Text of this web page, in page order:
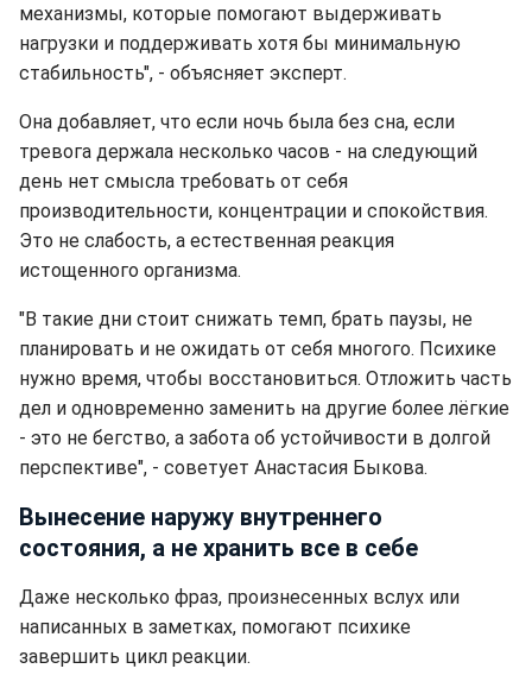
механизмы, которые помогают выдерживать
нагрузки и поддерживать хотя бы минимальную
стабильность", - объясняет эксперт.
Она добавляет, что если ночь была без сна, если
тревога держала несколько часов - на следующий
день нет смысла требовать от себя
производительности, концентрации и спокойствия.
Это не слабость, а естественная реакция
истощенного организма.
"В такие дни стоит снижать темп, брать паузы, не
планировать и не ожидать от себя многого. Психике
нужно время, чтобы восстановиться. Отложить часть
дел и одновременно заменить на другие более лёгкие
- это не бегство, а забота об устойчивости в долгой
перспективе", - советует Анастасия Быкова.
Вынесение наружу внутреннего
состояния, а не хранить все в себе
Даже несколько фраз, произнесенных вслух или
написанных в заметках, помогают психике
завершить цикл реакции.